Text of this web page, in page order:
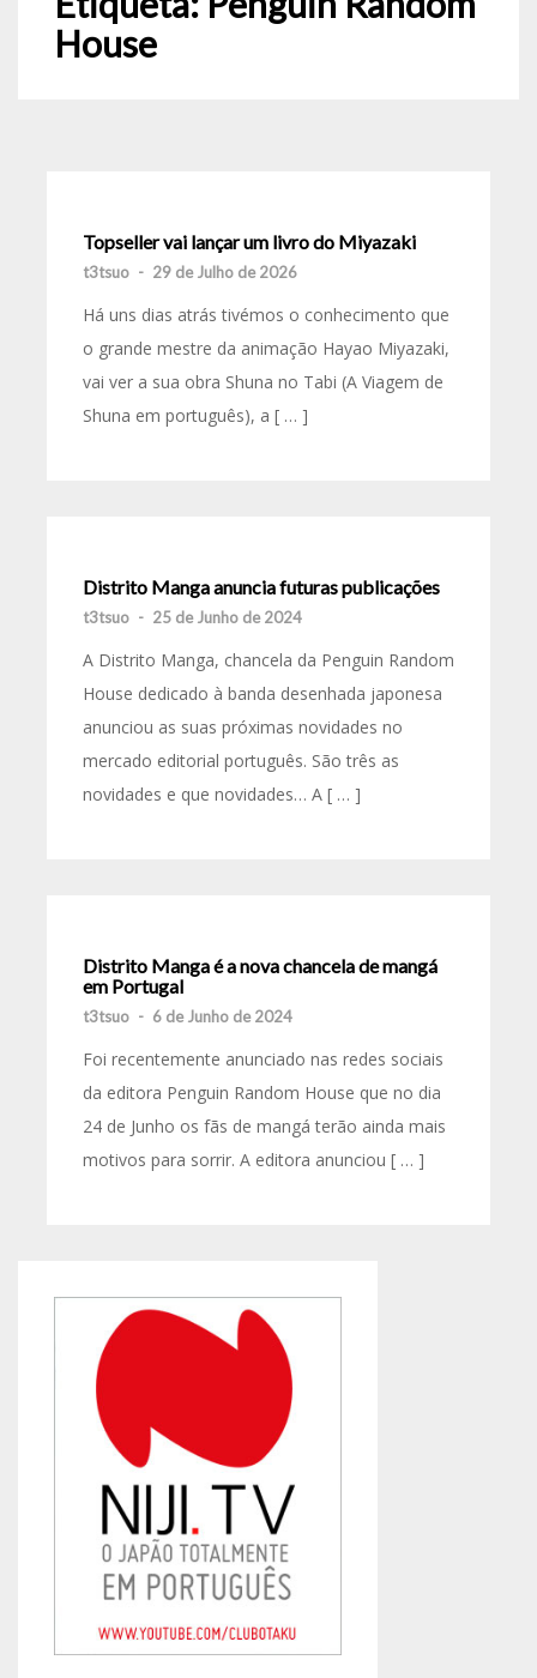
House
Topseller vai lançar um livro do Miyazaki
t3tsuo - 29 de Julho de 2026
Há uns dias atrás tivémos o conhecimento que
o grande mestre da animação Hayao Miyazaki,
vai ver a sua obra Shuna no Tabi (A Viagem de
Shuna em português), a [ … ]
Distrito Manga anuncia futuras publicações
t3tsuo - 25 de Junho de 2024
A Distrito Manga, chancela da Penguin Random
House dedicado à banda desenhada japonesa
anunciou as suas próximas novidades no
mercado editorial português. São três as
novidades e que novidades… A [ … ]
Distrito Manga é a nova chancela de mangá
em Portugal
t3tsuo - 6 de Junho de 2024
Foi recentemente anunciado nas redes sociais
da editora Penguin Random House que no dia
24 de Junho os fãs de mangá terão ainda mais
motivos para sorrir. A editora anunciou [ … ]